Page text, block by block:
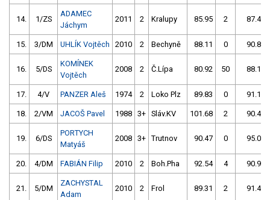
14. 1/ZS
ADAMEC
Jáchym
2011 2 Kralupy 85.95 2 87.43
15. 3/DM UHLÍK Vojtěch 2010 2 Bechyně 88.11 0 90.80
16. 5/DS
KOMÍNEK
Vojtěch
2008 2 Č.Lípa 80.92 50 88.17
17. 4/V PANZER Aleš 1974 2 Loko Plz 89.83 0 91.15
18. 2/VM JACOŠ Pavel 1988 3+ Sláv.KV 101.68 2 90.43
19. 6/DS
PORTYCH
Matyáš
2008 3+ Trutnov 90.47 0 95.02
20. 4/DM FABIÁN Filip 2010 2 Boh.Pha 92.54 4 90.99
21. 5/DM
ZACHYSTAL
Adam
2010 2 Frol 89.31 2 91.47